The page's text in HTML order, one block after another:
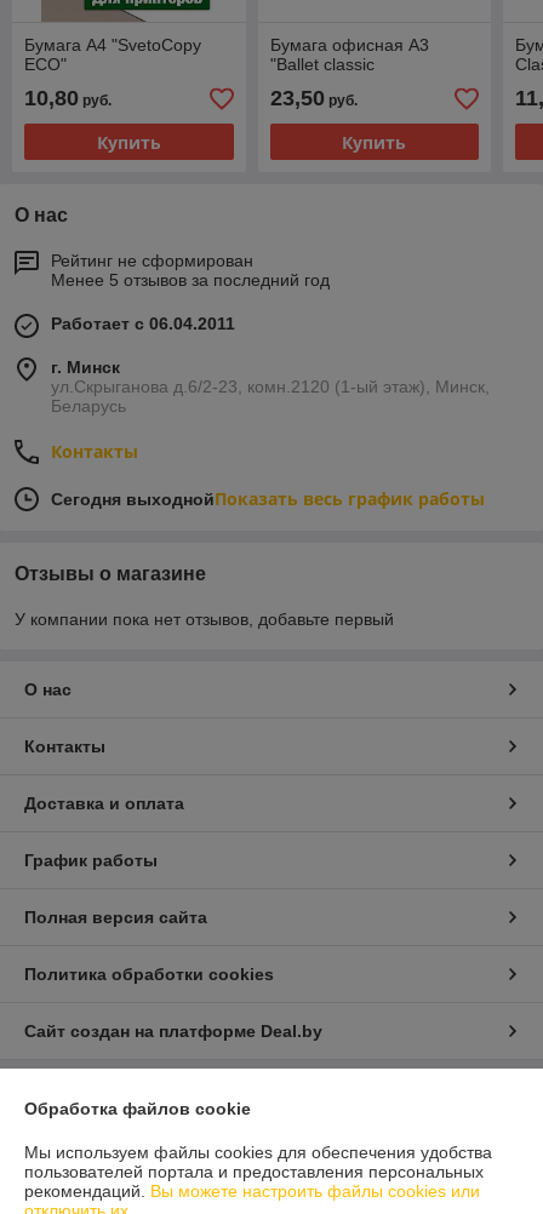
Бумага A4 "SvetoCopy
ECO"
10,80 руб.
Купить
Бумага офисная А3
"Ballet classic
23,50руб.
Купить
О нас
Рейтинг не сформирован
Менее 5 отзывов за последний год
Работает с 06.04.2011
г. Минск
ул.Скрыганова д.6/2-23, комн.2120 (1-ый этаж), Минск,
Беларусь
Контакты
Сегодня выходнойПоказать весь график работы
Отзывы о магазине
У компании пока нет отзывов, добавьте первый
О нас
Контакты
Доставка и оплата
График работы
Полная версия сайта
Политика обработки cookies
Сайт создан на платформе Deal.by
Информация для покупателя
Юридическое лицо:ООО "Айлер Трейд"
г. Минск, ул. Скрыганова 6/2-23, комн. 2120 1ый этаж
Регистрационный номер ЕГР: 192611529
Обработка файлов cookie
Мы используем файлы cookies для обеспечения удобства
пользователей портала и предоставления персональных
рекомендаций. Вы можете настроить файлы cookies или